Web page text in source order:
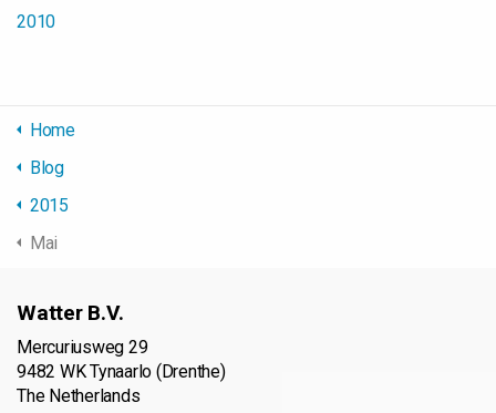
2010
Home
Blog
2015
Mai
Watter B.V.
Mercuriusweg 29
9482 WK Tynaarlo (Drenthe)
The Netherlands